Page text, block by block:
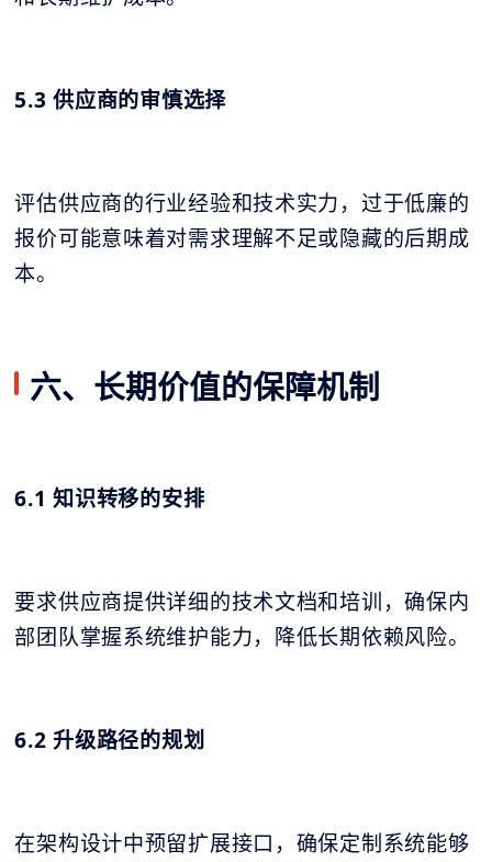
5.3 供应商的审慎选择
评估供应商的行业经验和技术实力，过于低廉的
报价可能意味着对需求理解不足或隐藏的后期成
本。
六、长期价值的保障机制
6.1 知识转移的安排
要求供应商提供详细的技术文档和培训，确保内
部团队掌握系统维护能力，降低长期依赖风险。
6.2 升级路径的规划
在架构设计中预留扩展接口，确保定制系统能够